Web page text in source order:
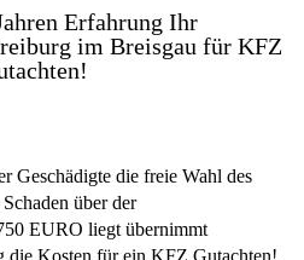
Erfahrung Ihr
im Breisgau für KFZ
Geschädigte die freie Wahl des
über der
EURO liegt übernimmt